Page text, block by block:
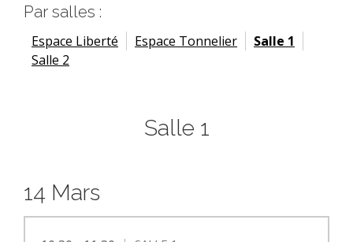
Par salles :
Espace Liberté Espace Tonnelier
Salle 1
Salle 2
Salle 1
14 Mars